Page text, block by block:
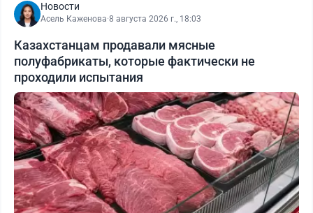
Новости
Асель Каженова·8 августа 2026 г., 18:03
Казахстанцам продавали мясные
полуфабрикаты, которые фактически не
проходили испытания